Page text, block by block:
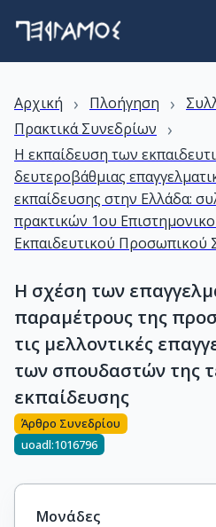
Αρχική › Πλοήγηση ›
Πρακτικά Συνεδρίων ›
Η εκπαίδευση των
δευτεροβάθμιας
εκπαίδευσης στην Ελλάδα:
πρακτικών 1ου
Εκπαιδευτικού Προσωπικού
Η σχέση των
παραμέτρους της
τις μελλοντικές
των σπουδαστών της
εκπαίδευσης
Άρθρο Συνεδρίου
uoadl:1016796
Μονάδες